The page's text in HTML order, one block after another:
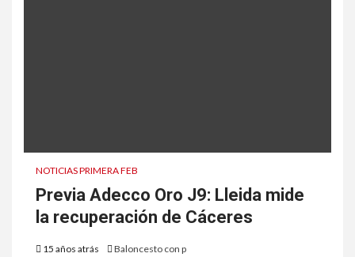
NOTICIAS PRIMERA FEB
Previa Adecco Oro J9: Lleida mide
la recuperación de Cáceres
15 años atrás Baloncesto con p